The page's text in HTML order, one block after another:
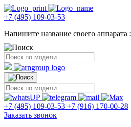
+7 (495) 109-03-53
Напишите название своего аппарата :
+7 (495) 109-03-53 +7 (916) 170-00-28
Заказать звонок